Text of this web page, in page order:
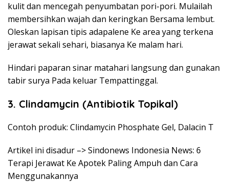
kulit dan mencegah penyumbatan pori-pori. Mulailah
membersihkan wajah dan keringkan Bersama lembut.
Oleskan lapisan tipis adapalene Ke area yang terkena
jerawat sekali sehari, biasanya Ke malam hari.
Hindari paparan sinar matahari langsung dan gunakan
tabir surya Pada keluar Tempattinggal.
3. Clindamycin (Antibiotik Topikal)
Contoh produk: Clindamycin Phosphate Gel, Dalacin T
Artikel ini disadur –> Sindonews Indonesia News: 6
Terapi Jerawat Ke Apotek Paling Ampuh dan Cara
Menggunakannya